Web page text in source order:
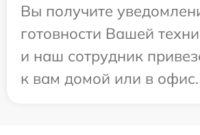
Вы получите
готовности Вашей
и наш сотрудник
к вам домой или в офис.